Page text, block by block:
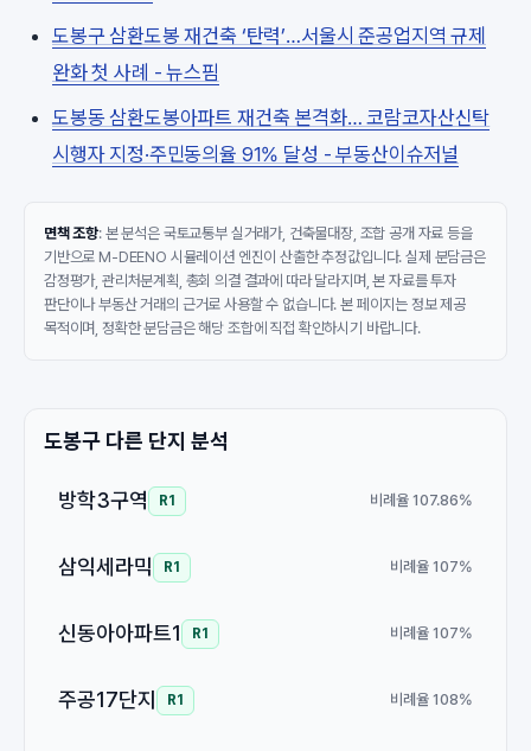
도봉구 삼환도봉 재건축 ‘탄력’…서울시 준공업지역 규제
완화 첫 사례 - 뉴스핌
도봉동 삼환도봉아파트 재건축 본격화… 코람코자산신탁
시행자 지정·주민동의율 91% 달성 - 부동산이슈저널
면책 조항: 본 분석은 국토교통부 실거래가, 건축물대장, 조합 공개 자료 등을
기반으로 M-DEENO 시뮬레이션 엔진이 산출한 추정값입니다. 실제 분담금은
감정평가, 관리처분계획, 총회 의결 결과에 따라 달라지며, 본 자료를 투자
판단이나 부동산 거래의 근거로 사용할 수 없습니다. 본 페이지는 정보 제공
목적이며, 정확한 분담금은 해당 조합에 직접 확인하시기 바랍니다.
도봉구 다른 단지 분석
방학3구역 R1 비례율 107.86%
삼익세라믹 R1 비례율 107%
신동아아파트1 R1 비례율 107%
주공17단지 R1 비례율 108%